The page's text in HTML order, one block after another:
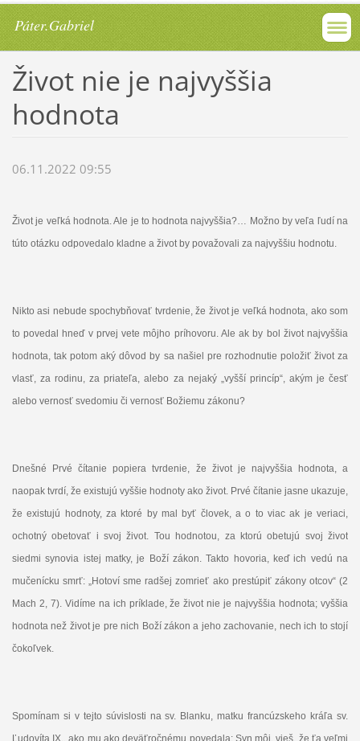
Páter.Gabriel
Život nie je najvyššia
hodnota
06.11.2022 09:55
Život je veľká hodnota. Ale je to hodnota najvyššia?… Možno by veľa ľudí na
túto otázku odpovedalo kladne a život by považovali za najvyššiu hodnotu.
Nikto asi nebude spochybňovať tvrdenie, že život je veľká hodnota, ako som
to povedal hneď v prvej vete môjho príhovoru. Ale ak by bol život najvyššia
hodnota, tak potom aký dôvod by sa našiel pre rozhodnutie položiť život za
vlasť, za rodinu, za priateľa, alebo za nejaký „vyšší princíp“, akým je česť
alebo vernosť svedomiu či vernosť Božiemu zákonu?
Dnešné Prvé čítanie popiera tvrdenie, že život je najvyššia hodnota, a
naopak tvrdí, že existujú vyššie hodnoty ako život. Prvé čítanie jasne ukazuje,
že existujú hodnoty, za ktoré by mal byť človek, a o to viac ak je veriaci,
ochotný obetovať i svoj život. Tou hodnotou, za ktorú obetujú svoj život
siedmi synovia istej matky, je Boží zákon. Takto hovoria, keď ich vedú na
mučenícku smrť: „Hotoví sme radšej zomrieť ako prestúpiť zákony otcov“ (2
Mach 2, 7). Vidíme na ich príklade, že život nie je najvyššia hodnota; vyššia
hodnota než život je pre nich Boží zákon a jeho zachovanie, nech ich to stojí
čokoľvek.
Spomínam si v tejto súvislosti na sv. Blanku, matku francúzskeho kráľa sv.
Ľudovíta IX., ako mu ako deväťročnému povedala: Syn môj, vieš, že ťa veľmi